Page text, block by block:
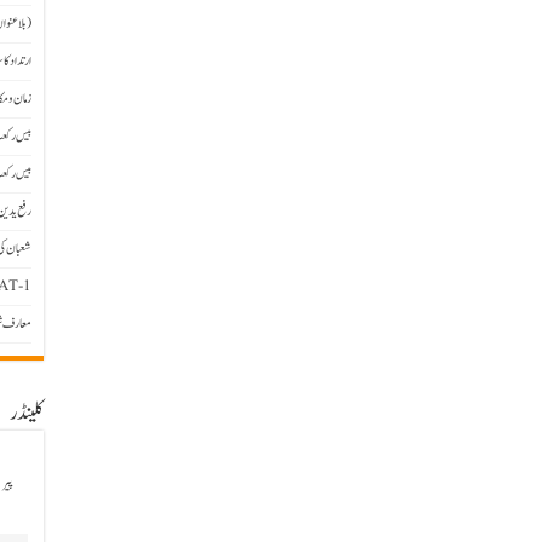
ارتداد
زمان و
بیس
بیس
رفع
شعبان
1
معارف
کلینڈر
پیر